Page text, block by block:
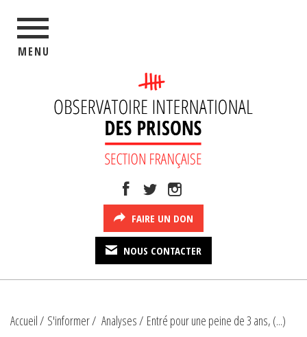
MENU
FAIRE UN DON
NOUS CONTACTER
Accueil S'informer Analyses Entré pour une peine de 3 ans, (...)